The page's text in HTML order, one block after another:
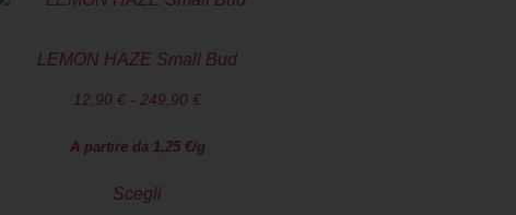
LEMON HAZE Small Bud
12,90 € - 249,90 €
A partire da 1,25 €/g
Scegli